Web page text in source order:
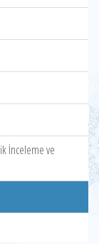
İnceleme ve